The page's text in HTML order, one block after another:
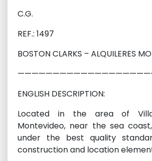
C.G.
REF.: 1497
BOSTON CLARKS – ALQUILERES
ENGLISH DESCRIPTION:
Located in the area of
Montevideo, near the sea
under the best quality
construction and location